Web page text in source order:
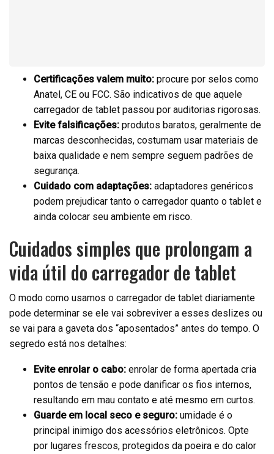
Certificações valem muito: procure por selos como
Anatel, CE ou FCC. São indicativos de que aquele
carregador de tablet passou por auditorias rigorosas.
Evite falsificações: produtos baratos, geralmente de
marcas desconhecidas, costumam usar materiais de
baixa qualidade e nem sempre seguem padrões de
segurança.
Cuidado com adaptações: adaptadores genéricos
podem prejudicar tanto o carregador quanto o tablet e
ainda colocar seu ambiente em risco.
Cuidados simples que prolongam a
vida útil do carregador de tablet
O modo como usamos o carregador de tablet diariamente
pode determinar se ele vai sobreviver a esses deslizes ou
se vai para a gaveta dos “aposentados” antes do tempo. O
segredo está nos detalhes:
Evite enrolar o cabo: enrolar de forma apertada cria
pontos de tensão e pode danificar os fios internos,
resultando em mau contato e até mesmo em curtos.
Guarde em local seco e seguro: umidade é o
principal inimigo dos acessórios eletrônicos. Opte
por lugares frescos, protegidos da poeira e do calor